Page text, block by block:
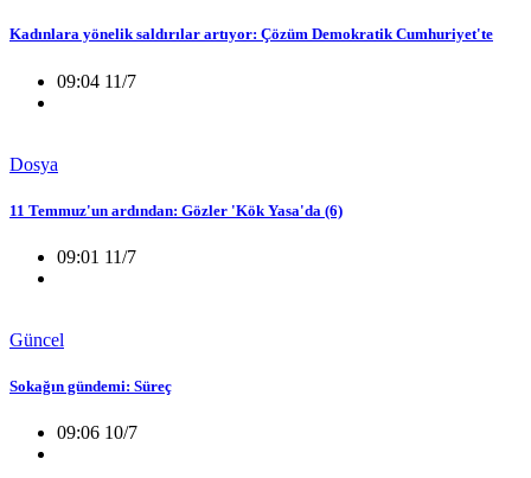
Kadınlara yönelik saldırılar artıyor: Çözüm Demokratik Cumhuriyet'te
09:04 11/7
Dosya
11 Temmuz'un ardından: Gözler 'Kök Yasa'da (6)
09:01 11/7
Güncel
Sokağın gündemi: Süreç
09:06 10/7